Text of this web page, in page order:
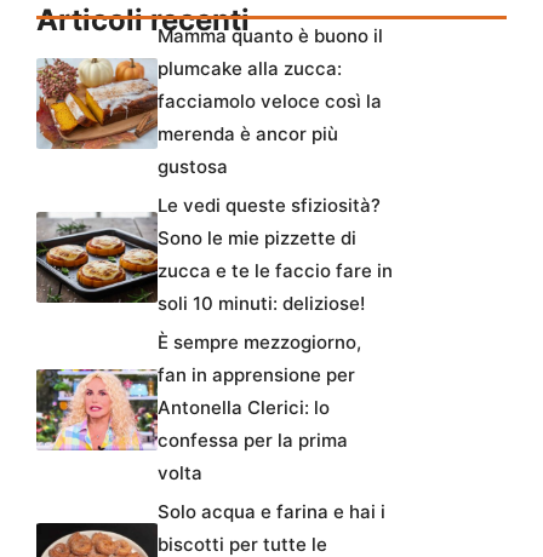
Articoli recentiMamma quanto è buono il
plumcake alla zucca:
facciamolo veloce così la
merenda è ancor più
gustosa
Le vedi queste sfiziosità?
Sono le mie pizzette di
zucca e te le faccio fare in
soli 10 minuti: deliziose!
È sempre mezzogiorno,
fan in apprensione per
Antonella Clerici: lo
confessa per la prima
volta
Solo acqua e farina e hai i
biscotti per tutte le